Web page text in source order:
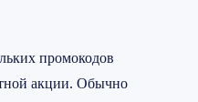
промокодов
акции. Обычно